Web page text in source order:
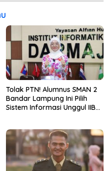
Tolak PTN! Alumnus SMAN 2
Bandar Lampung Ini Pilih
Sistem Informasi Unggul IIB